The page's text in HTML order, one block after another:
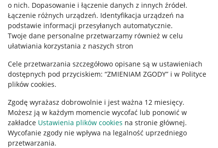
o nich. Dopasowanie i łączenie danych z innych źródeł.
Łączenie różnych urządzeń. Identyfikacja urządzeń na
podstawie informacji przesyłanych automatycznie.
Twoje dane personalne przetwarzamy również w celu
ułatwiania korzystania z naszych stron
Cele przetwarzania szczegółowo opisane są w ustawieniach
dostępnych pod przyciskiem: “ZMIENIAM ZGODY” i w Polityce
plików cookies.
Zgodę wyrażasz dobrowolnie i jest ważna 12 miesięcy.
Możesz ją w każdym momencie wycofać lub ponowić w
zakładce Ustawienia plików cookies na stronie głównej.
Wycofanie zgody nie wpływa na legalność uprzedniego
przetwarzania.
Regulamin
Polityka plików "cookies"
Ustawienia plików "cookies"
Udostępnianie lokalizacji
Informacje dla Aktu o Usługach Cyfrowych
Pobierz aplikację